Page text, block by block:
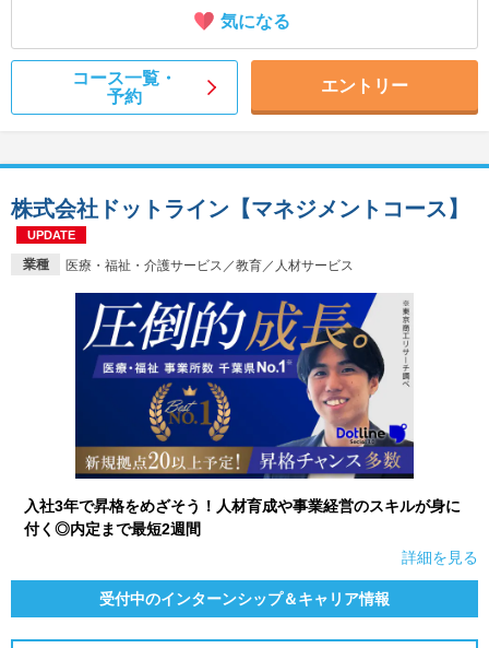
気になる
コース一覧・
予約
エントリー
業種 医療・福祉・介護サービス／教育／人材サービス
株式会社ドットライン【マネジメントコース】
UPDATE
入社3年で昇格をめざそう！人材育成や事業経営のスキルが身に
付く◎内定まで最短2週間
詳細を見る
受付中のインターンシップ＆キャリア情報